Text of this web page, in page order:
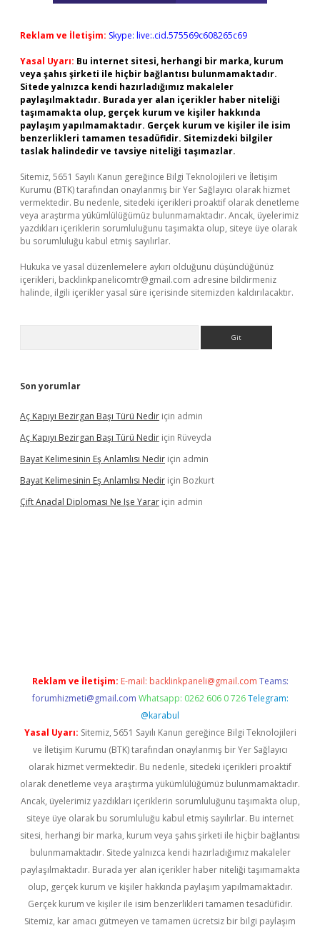
Reklam ve İletişim: Skype: live:.cid.575569c608265c69
Yasal Uyarı: Bu internet sitesi, herhangi bir marka, kurum
veya şahıs şirketi ile hiçbir bağlantısı bulunmamaktadır.
Sitede yalnızca kendi hazırladığımız makaleler
paylaşılmaktadır. Burada yer alan içerikler haber niteliği
taşımamakta olup, gerçek kurum ve kişiler hakkında
paylaşım yapılmamaktadır. Gerçek kurum ve kişiler ile isim
benzerlikleri tamamen tesadüfidir. Sitemizdeki bilgiler
taslak halindedir ve tavsiye niteliği taşımazlar.
Sitemiz, 5651 Sayılı Kanun gereğince Bilgi Teknolojileri ve İletişim
Kurumu (BTK) tarafından onaylanmış bir Yer Sağlayıcı olarak hizmet
vermektedir. Bu nedenle, sitedeki içerikleri proaktif olarak denetleme
veya araştırma yükümlülüğümüz bulunmamaktadır. Ancak, üyelerimiz
yazdıkları içeriklerin sorumluluğunu taşımakta olup, siteye üye olarak
bu sorumluluğu kabul etmiş sayılırlar.
Hukuka ve yasal düzenlemelere aykırı olduğunu düşündüğünüz
içerikleri, backlinkpanelicomtr@gmail.com adresine bildirmeniz
halinde, ilgili içerikler yasal süre içerisinde sitemizden kaldırılacaktır.
Son yorumlar
Aç Kapıyı Bezirgan Başı Türü Nedir için admin
Aç Kapıyı Bezirgan Başı Türü Nedir için Rüveyda
Bayat Kelimesinin Eş Anlamlısı Nedir için admin
Bayat Kelimesinin Eş Anlamlısı Nedir için Bozkurt
Çift Anadal Diploması Ne Işe Yarar için admin
Reklam ve İletişim: E-mail: backlinkpaneli@gmail.com Teams:
forumhizmeti@gmail.com Whatsapp: 0262 606 0 726 Telegram:
@karabul
Yasal Uyarı: Sitemiz, 5651 Sayılı Kanun gereğince Bilgi Teknolojileri
ve İletişim Kurumu (BTK) tarafından onaylanmış bir Yer Sağlayıcı
olarak hizmet vermektedir. Bu nedenle, sitedeki içerikleri proaktif
olarak denetleme veya araştırma yükümlülüğümüz bulunmamaktadır.
Ancak, üyelerimiz yazdıkları içeriklerin sorumluluğunu taşımakta olup,
siteye üye olarak bu sorumluluğu kabul etmiş sayılırlar. Bu internet
sitesi, herhangi bir marka, kurum veya şahıs şirketi ile hiçbir bağlantısı
bulunmamaktadır. Sitede yalnızca kendi hazırladığımız makaleler
paylaşılmaktadır. Burada yer alan içerikler haber niteliği taşımamakta
olup, gerçek kurum ve kişiler hakkında paylaşım yapılmamaktadır.
Gerçek kurum ve kişiler ile isim benzerlikleri tamamen tesadüfidir.
Sitemiz, kar amacı gütmeyen ve tamamen ücretsiz bir bilgi paylaşım